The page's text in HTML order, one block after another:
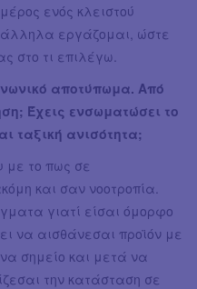
ενός κλειστού
εργάζομαι, ώστε
στο τι επιλέγω.
αποτύπωμα. Από
Έχεις ενσωματώσει το
ταξική ανισότητα;
με το πως σε
και σαν νοοτροπία.
γιατί είσαι όμορφο
να αισθάνεσαι προϊόν με
σημείο και μετά να
την κατάσταση σε